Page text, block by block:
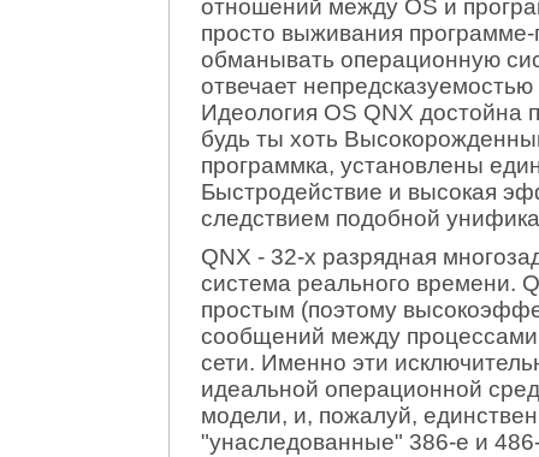
отношений между OS и
просто выживания
обманывать операционную
отвечает
Идеология OS QNX достойна
будь ты хоть
программка, установлены
Быстродействие и высокая
следствием подобной
QNX - 32-х разрядная
система реального времени.
простым (поэтому
сообщений между
сети. Именно эти
идеальной операционной
модели, и, пожалуй,
"унаследованные" 386-е и